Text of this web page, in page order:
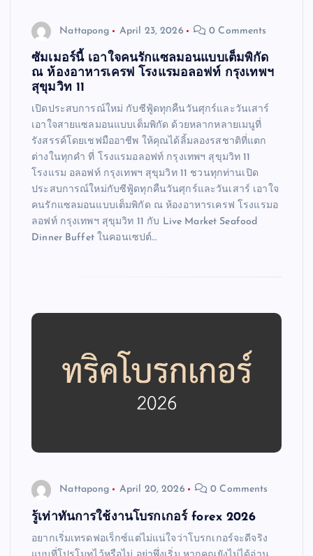
Nattapong April 23, 2026 0 Comments
ซัมเมอร์นี้ เอาใจคนรักแซลมอนแบบเต็มพิกัด
ณ ห้องอาหารเครฟ โรงแรมอลอฟท์ กรุงเทพฯ
สุขุมวิท 11
เปิดประสบการณ์ใหม่ กับซีฟู้ดทุกคืนวันศุกร์และวันเสาร์
เอาใจสายแซลมอนแบบเต็มพิกัด ด้วยหลากหลายเมนูที่
รังสรรค์โดยเชฟมืออาชีพ ให้คุณได้ลิ้มลองรสชาติที่แตก
ต่างในทุกคำ ที่ โรงแรมอลอฟท์ กรุงเทพฯ สุขุมวิท 11
โรงแรม อลอฟท์ กรุงเทพฯ สุขุมวิท 11 ชวนทุกท่านเปิด
ประสบการณ์ใหม่กับซีฟู้ดทุกคืนวันศุกร์และวันเสาร์ เอาใจ
คนรักแซลมอนแบบเต็มพิกัด ณ ห้องอาหารเครฟ โรงแรมอ
ลอฟท์ กรุงเทพฯ สุขุมวิท 11 กับ Live Market Seafood
Dinner Buffet ในคอนเซปต์…
Nattapong April 20, 2026 0 Comments
รู้เท่าทันการใช้งานโบรกเกอร์ forex 2026
อยากเริ่มเทรดฟอเร็กซ์แต่ไม่แน่ใจว่าโบรกเกอร์จะดีจริง